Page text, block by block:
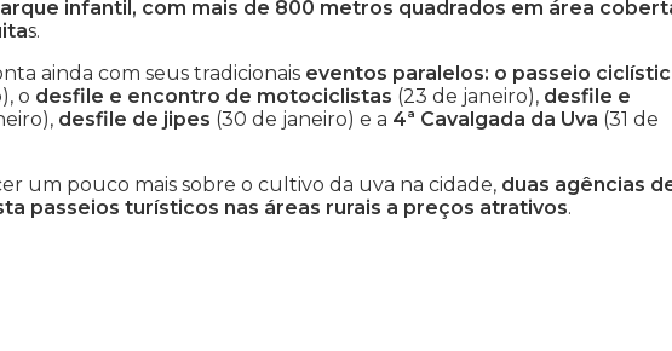
infantil, com mais de 800 metros quadrados em área
s.
ainda com seus tradicionais eventos paralelos: o passeio
o desfile e encontro de motociclistas (23 de janeiro), desfile e
desfile de jipes (30 de janeiro) e a 4ª Cavalgada da Uva (31 de
um pouco mais sobre o cultivo da uva na cidade, duas agências
passeios turísticos nas áreas rurais a preços atrativos.